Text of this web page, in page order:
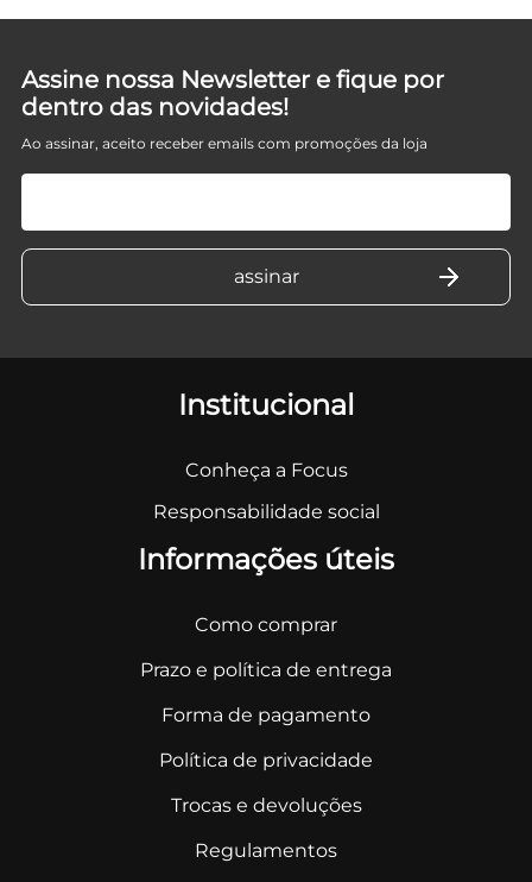
Assine nossa Newsletter e fique por
dentro das novidades!
Ao assinar, aceito receber emails com promoções da loja
Institucional
Conheça a Focus
Responsabilidade social
Informações úteis
Como comprar
Prazo e política de entrega
Forma de pagamento
Política de privacidade
Trocas e devoluções
Regulamentos